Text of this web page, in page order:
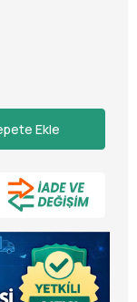
Ekle